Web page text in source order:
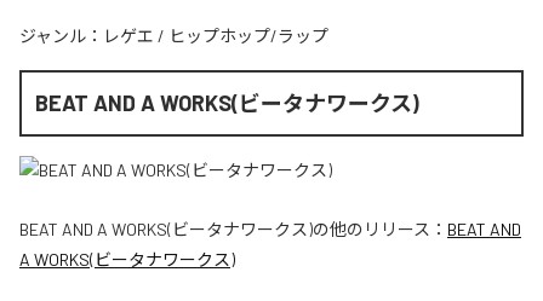
ジャンル： レゲエ / ヒップホップ/ラップ
BEAT AND A WORKS(ビータナワークス)
BEAT AND A WORKS(ビータナワークス)の他のリリース： BEAT AND
A WORKS(ビータナワークス)